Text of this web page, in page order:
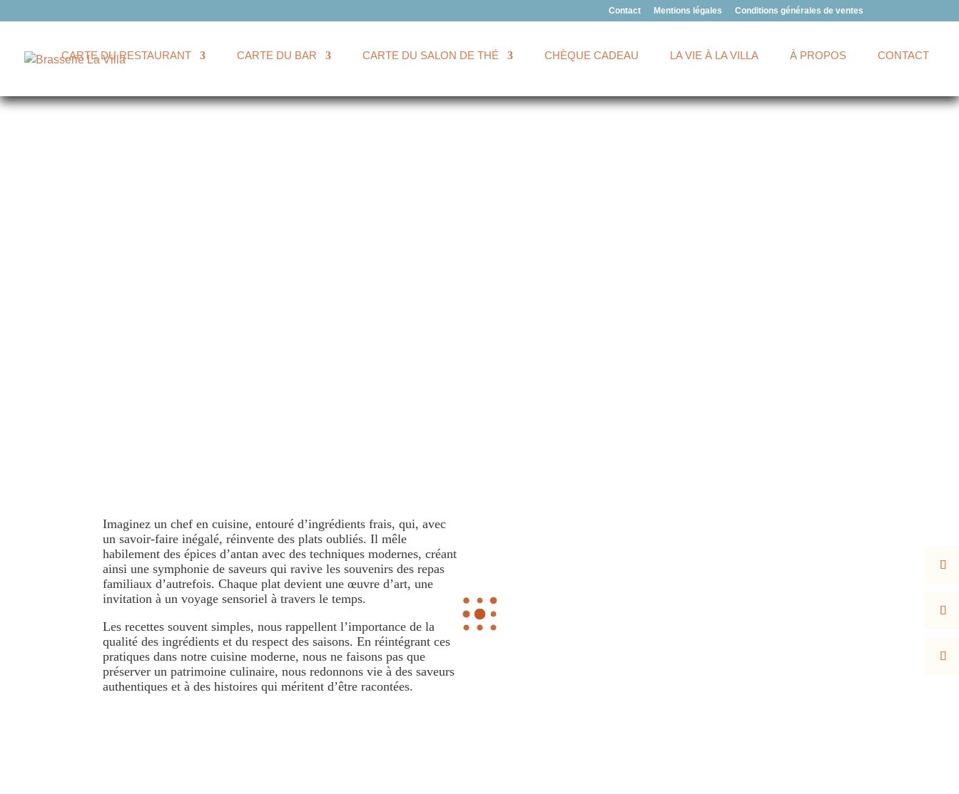
Contact Mentions légales Conditions générales de ventes
CARTE DU RESTAURANT CARTE DU BAR CARTE DU SALON DE THÉ CHÈQUE CADEAU LA VIE À LA VILLA À PROPOS CONTACT
Imaginez un chef en cuisine, entouré d’ingrédients frais, qui, avec
un savoir-faire inégalé, réinvente des plats oubliés. Il mêle
habilement des épices d’antan avec des techniques modernes, créant
ainsi une symphonie de saveurs qui ravive les souvenirs des repas
familiaux d’autrefois. Chaque plat devient une œuvre d’art, une
invitation à un voyage sensoriel à travers le temps.
Les recettes souvent simples, nous rappellent l’importance de la
qualité des ingrédients et du respect des saisons. En réintégrant ces
pratiques dans notre cuisine moderne, nous ne faisons pas que
préserver un patrimoine culinaire, nous redonnons vie à des saveurs
authentiques et à des histoires qui méritent d’être racontées.